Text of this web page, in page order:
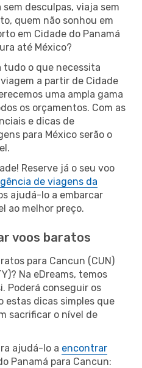
desculpas, viaja sem
quem não sonhou em
em Cidade do Panamá
até México?
tudo o que necessita
a partir de Cidade
uma ampla gama
os orçamentos. Com as
e dicas de
para México serão o
Reserve já o seu voo
de viagens da
ajudá-lo a embarcar
ao melhor preço.
voos baratos
para Cancun (CUN)
Na eDreams, temos
Poderá conseguir os
estas dicas simples que
sacrificar o nível de
ajudá-lo a encontrar
Panamá para Cancun: